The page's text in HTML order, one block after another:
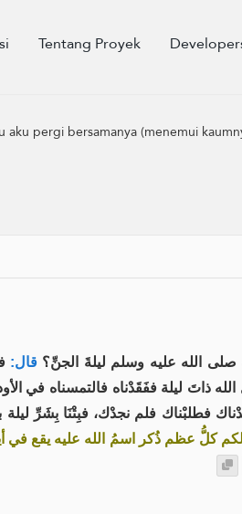
Tentang Proyek
pergi bersamanya (menemui
الله عليه وسلم ليلةَ الجنِّ؟ قال:
ذاتَ ليلة ففَقَدْناه فالتمسناه في
فطلبْناك فلم نجدْك، فبِتْنَا بِشَرِّ ليلة
كلُّ عظم ذُكر اسمُ الله عليه يقع في